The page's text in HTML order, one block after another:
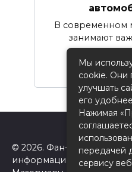
В современном
занимают
0
© 2026. Фан-сайт
информацию на сайте
Мы
cookie. Они
улучшать
его
Нажимая
передачей
сервису